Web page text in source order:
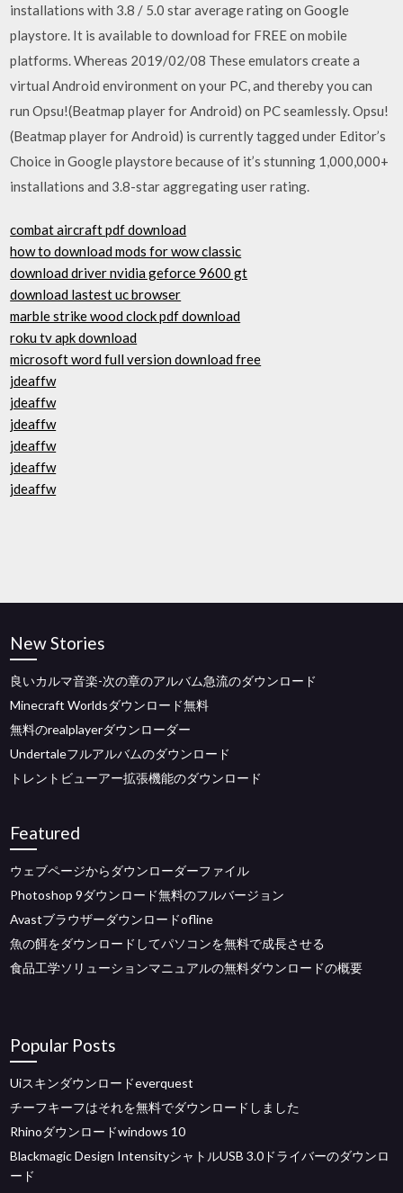
installations with 3.8 / 5.0 star average rating on Google
playstore. It is available to download for FREE on mobile
platforms. Whereas 2019/02/08 These emulators create a
virtual Android environment on your PC, and thereby you can
run Opsu!(Beatmap player for Android) on PC seamlessly. Opsu!
(Beatmap player for Android) is currently tagged under Editor’s
Choice in Google playstore because of it’s stunning 1,000,000+
installations and 3.8-star aggregating user rating.
combat aircraft pdf download
how to download mods for wow classic
download driver nvidia geforce 9600 gt
download lastest uc browser
marble strike wood clock pdf download
roku tv apk download
microsoft word full version download free
jdeaffw
jdeaffw
jdeaffw
jdeaffw
jdeaffw
jdeaffw
New Stories
良いカルマ音楽-次の章のアルバム急流のダウンロード
Minecraft Worldsダウンロード無料
無料のrealplayerダウンローダー
Undertaleフルアルバムのダウンロード
トレントビューアー拡張機能のダウンロード
Featured
ウェブページからダウンローダーファイル
Photoshop 9ダウンロード無料のフルバージョン
Avastブラウザーダウンロードofline
魚の餌をダウンロードしてパソコンを無料で成長させる
食品工学ソリューションマニュアルの無料ダウンロードの概要
Popular Posts
Uiスキンダウンロードeverquest
チーフキーフはそれを無料でダウンロードしました
Rhinoダウンロードwindows 10
Blackmagic Design IntensityシャトルUSB 3.0ドライバーのダウンロ
ード